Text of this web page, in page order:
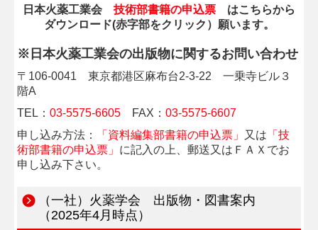
日本火薬工業会 技術部書籍の申込票 はこちらから
ダウンロード(赤字部をクリック）願います。
※日本火薬工業会の出版物に関するお問い合わせ
〒 106-0041 東京都港区麻布台2-3-22 一乗寺ビル３
階A
TEL ：03-5575-6605 FAX ：03-5575-6607
申し込み方法：
「資料編集部書籍の申込票」 又は 「技
術部書籍の申込票」 に記入の上、郵送又はＦＡＸでお
申し込み下さい。
（一社）火薬学会 出版物・図書案内
（2025年4月時点）